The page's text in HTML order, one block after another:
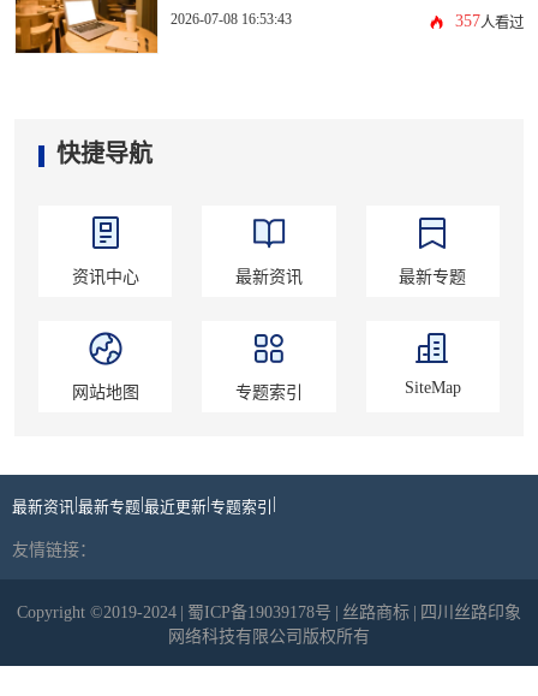
2026-07-08 16:53:43 357人看过
快捷导航
资讯中心 最新资讯 最新专题
网站地图 专题索引 SiteMap
最新资讯 最新专题 最近更新 专题索引
友情链接：
Copyright ©2019-2024 蜀ICP备19039178号 丝路商标
四川丝路印象
网络科技有限公司版权所有